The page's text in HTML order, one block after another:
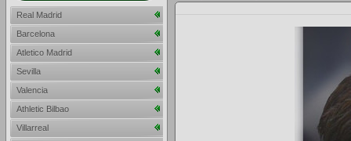
Real Madrid
Barcelona
Atletico Madrid
Sevilla
Valencia
Athletic Bilbao
Villarreal